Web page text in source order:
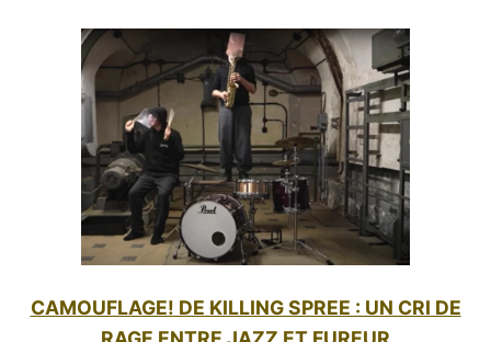
CAMOUFLAGE! DE KILLING SPREE : UN CRI DE